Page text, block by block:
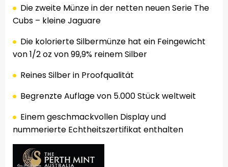
Die zweite Münze in der netten neuen Serie The
Cubs – kleine Jaguare
Die kolorierte Silbermünze hat ein Feingewicht
von 1/2 oz von 99,9% reinem Silber
Reines Silber in Proofqualität
Begrenzte Auflage von 5.000 Stück weltweit
Einem geschmackvollen Display und
nummerierte Echtheitszertifikat enthalten